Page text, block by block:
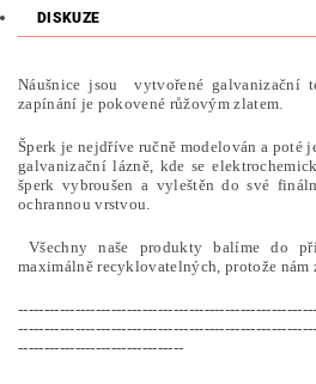
DISKUZE
Náušnice jsou vytvořené galvanizační
zapínání je pokovené růžovým zlatem.
Šperk je nejdříve ručně modelován a poté
galvanizační lázně, kde se
šperk vybroušen a vyleštěn do své
ochrannou vrstvou.
Všechny naše produkty balíme do
maximálně recyklovatelných, protože
--------------------------------